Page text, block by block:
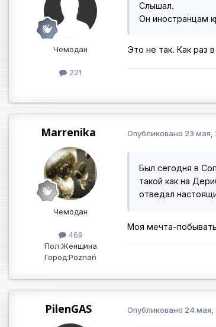
Чемодан
221
Слышал.
Он иностранцам
Это не так. Как раз
Marrenika
Чемодан
469
Пол:Женщина
Город:Poznań
Опубликовано 23 мая,
Был сегодня в
такой как на
отведал
Моя мечта-
PilenGAS Опубликовано 24 мая,